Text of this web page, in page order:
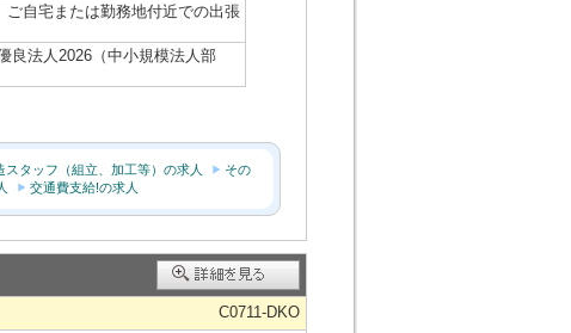
自宅または勤務地付近での出張
法人2026（中小規模法人部
スタッフ（組立、加工等）の求人
その
交通費支給!の求人
C0711-DKO